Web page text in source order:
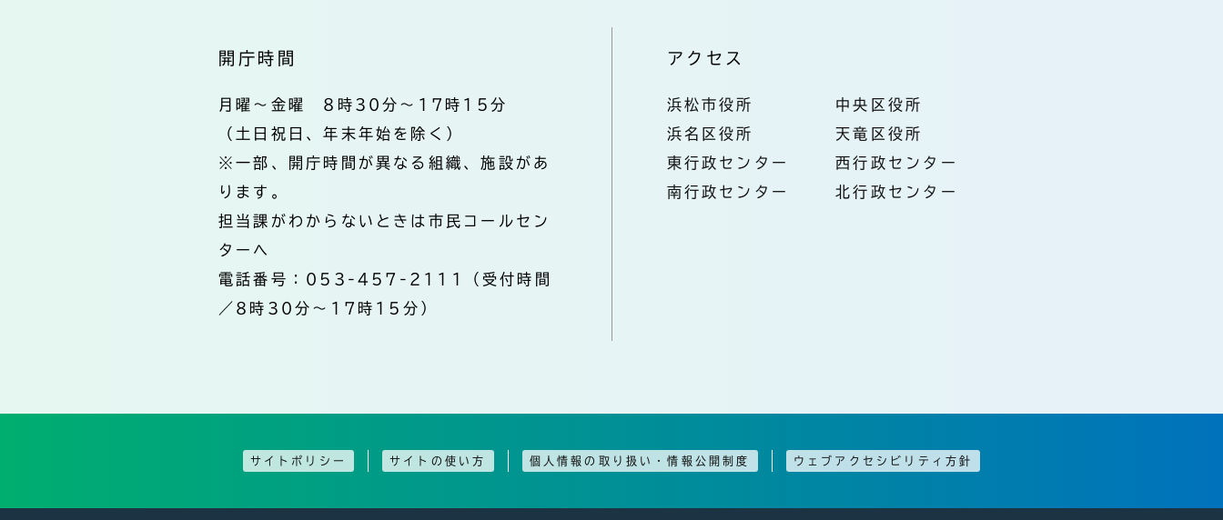
開庁時間
月曜～金曜 8時30分～17時15分
（土日祝日、年末年始を除く）
※一部、開庁時間が異なる組織、施設があ
ります。
担当課がわからないときは市民コールセン
ターへ
電話番号：053-457-2111（受付時間
／8時30分～17時15分）
アクセス
浜松市役所
中央区役所
浜名区役所
天竜区役所
東行政センター
西行政センター
南行政センター
北行政センター
サイトポリシー サイトの使い方 個人情報の取り扱い・情報公開制度 ウェブアクセシビリティ方針